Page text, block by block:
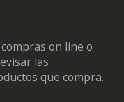
on line o
las
que compra.